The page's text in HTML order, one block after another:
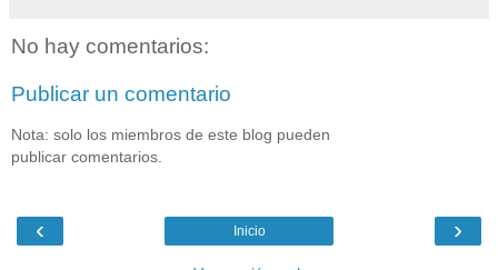
No hay comentarios:
Publicar un comentario
Nota: solo los miembros de este blog pueden
publicar comentarios.
‹ ›
Inicio